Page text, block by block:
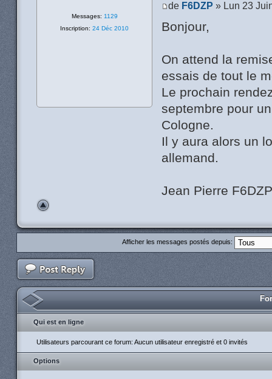
de F6DZP » Lun 23
Bonjour,
On attend la
essais de tout le
Le prochain
septembre pour
Cologne.
Il y aura alors un
allemand.
Jean Pierre
Messages: 1129
Inscription: 24 Déc 2010
Afficher les messages postés depuis:
Qui est en ligne
Utilisateurs parcourant ce forum: Aucun utilisateur enregistré et 0 invités
Options